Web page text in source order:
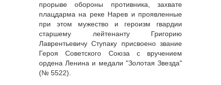
прорыве обороны противника, захвате
плацдарма на реке Нарев и проявленные
при этом мужество и героизм гвардии
старшему лейтенанту Григорию
Лаврентьевичу Ступаку присвоено звание
Героя Советского Союза с вручением
ордена Ленина и медали "Золотая Звезда"
(№ 5522).